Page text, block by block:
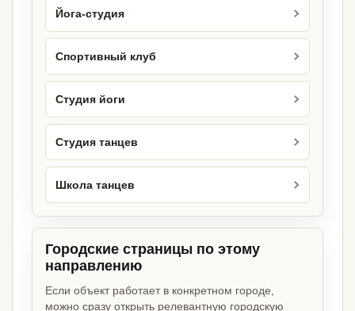
Йога-студия
Спортивный клуб
Студия йоги
Студия танцев
Школа танцев
Городские страницы по этому
направлению
Если объект работает в конкретном городе,
можно сразу открыть релевантную городскую